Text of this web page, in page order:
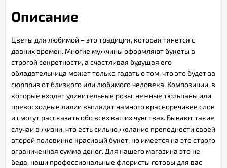
Описание
Цветы для любимой – это традиция, которая тянется с
давних времен. Многие мужчины оформляют букеты в
строгой секретности, а счастливая будущая его
обладательница может только гадать о том, что это будет за
сюрприз от близкого или любимого человека. Композиции, в
которые входят удивительные розы, нежные тюльпаны или
превосходные лилии выглядят намного красноречивее слов
и смогут рассказать обо всех ваших чувствах. Бывают такие
случаи в жизни, что есть сильно желание преподнести своей
второй половинке красивый букет, но имеется на это строго
ограниченная сумма денег. Для нашего магазина это не
беда, наши профессиональные флористы готовы для вас